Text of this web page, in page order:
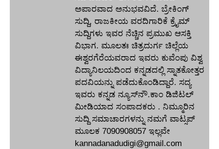
ಅಪಾರವಾದ ಅನುಭವವಿದೆ. ಬ್ರೇಕಿಂಗ್‌
ಸುದ್ದಿ, ರಾಜಕೀಯ ವರದಿಗಾರಿಕೆ ಕ್ರೈಮ್‌
ಸುದ್ದಿಗಳು ಇವರ ನೆಚ್ಚಿನ ಪ್ರಮುಖ ಆಸಕ್ತಿ
ವಿಭಾಗ. ಮೂಲತಃ ಚಿತ್ರದುರ್ಗ ಚಿಲ್ಲೆಯ
ಈಶ್ವರಗೆರೆಯವರಾದ ಇವರು ಕುವೆಂಪು ವಿಶ್ವ
ವಿದ್ಯಾನಿಲಯದಿಂದ ಕನ್ನಡದಲ್ಲಿ ಸ್ನಾತಕೋತ್ತರ
ಪದವಿಯನ್ನು ಪಡೆದುಕೊಂಡಿದ್ದಾರೆ. ಸದ್ಯ
ಇವರು ಕನ್ನಡ ನ್ಯೂಸ್‌ನೌ.ಕಾಂ ಡಿಜಿಟಲ್‌
ಮೀಡಿಯಾದ ಸಂಪಾದಕರು . ನಿಮ್ಮೂರಿನ
ಸುದ್ದಿ ಸಮಾಚಾರಗಳನ್ನು ನಮಗೆ ವಾಟ್ಸಪ್‌
ಮೂಲಕ 7090908057 ಇಲ್ಲವೇ
kannadanadudigi@gmail.com